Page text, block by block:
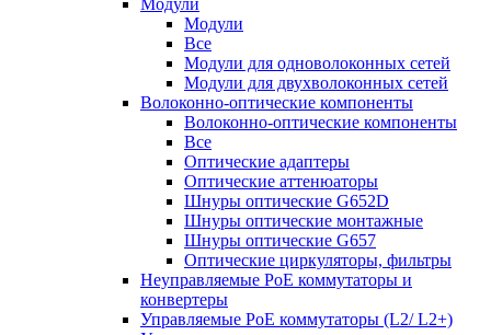
Модули
Модули
Все
Модули для одноволоконных сетей
Модули для двухволоконных сетей
Волоконно-оптические компоненты
Волоконно-оптические компоненты
Все
Оптические адаптеры
Оптические аттенюаторы
Шнуры оптические G652D
Шнуры оптические монтажные
Шнуры оптические G657
Оптические циркуляторы, фильтры
Неуправляемые PoE коммутаторы и
конвертеры
Управляемые PoE коммутаторы (L2/ L2+)